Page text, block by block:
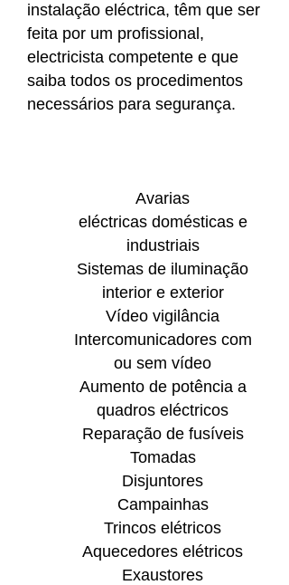
instalação eléctrica, têm que ser
feita por um profissional,
electricista competente e que
saiba todos os procedimentos
necessários para segurança.
Avarias
eléctricas domésticas e
industriais
Sistemas de iluminação
interior e exterior
Vídeo vigilância
Intercomunicadores com
ou sem vídeo
Aumento de potência a
quadros eléctricos
Reparação de fusíveis
Tomadas
Disjuntores
Campainhas
Trincos elétricos
Aquecedores elétricos
Exaustores